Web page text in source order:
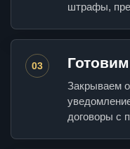
штрафы,
03
Закрываем
договоры с